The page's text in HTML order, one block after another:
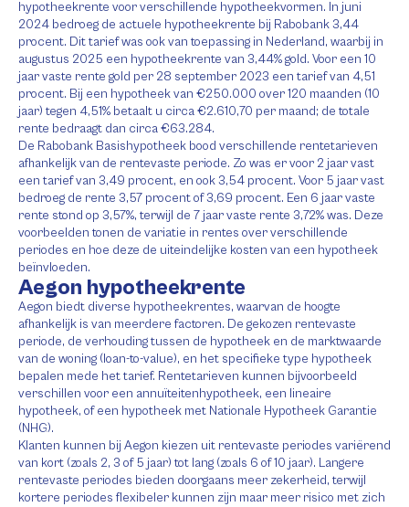
hypotheekrente voor verschillende hypotheekvormen. In juni
2024 bedroeg de actuele hypotheekrente bij Rabobank 3,44
procent. Dit tarief was ook van toepassing in Nederland, waarbij in
augustus 2025 een hypotheekrente van 3,44% gold. Voor een 10
jaar vaste rente gold per 28 september 2023 een tarief van 4,51
procent. Bij een hypotheek van €250.000 over 120 maanden (10
jaar) tegen 4,51% betaalt u circa €2.610,70 per maand; de totale
rente bedraagt dan circa €63.284.
De Rabobank Basishypotheek bood verschillende rentetarieven
afhankelijk van de rentevaste periode. Zo was er voor 2 jaar vast
een tarief van 3,49 procent, en ook 3,54 procent. Voor 5 jaar vast
bedroeg de rente 3,57 procent of 3,69 procent. Een 6 jaar vaste
rente stond op 3,57%, terwijl de 7 jaar vaste rente 3,72% was. Deze
voorbeelden tonen de variatie in rentes over verschillende
periodes en hoe deze de uiteindelijke kosten van een hypotheek
beïnvloeden.
Aegon hypotheekrente
Aegon biedt diverse hypotheekrentes, waarvan de hoogte
afhankelijk is van meerdere factoren. De gekozen rentevaste
periode, de verhouding tussen de hypotheek en de marktwaarde
van de woning (loan-to-value), en het specifieke type hypotheek
bepalen mede het tarief. Rentetarieven kunnen bijvoorbeeld
verschillen voor een annuïteitenhypotheek, een lineaire
hypotheek, of een hypotheek met Nationale Hypotheek Garantie
(NHG).
Klanten kunnen bij Aegon kiezen uit rentevaste periodes variërend
van kort (zoals 2, 3 of 5 jaar) tot lang (zoals 6 of 10 jaar). Langere
rentevaste periodes bieden doorgaans meer zekerheid, terwijl
kortere periodes flexibeler kunnen zijn maar meer risico met zich